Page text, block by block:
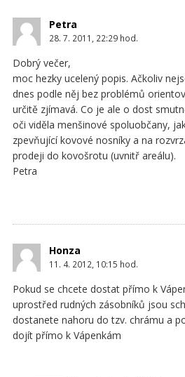
Petra
28. 7. 2011, 22:29hod.
Dobrý večer,
moc hezky ucelený popis. Ačkoliv
dnes podle něj bez problémů
určitě zjímavá. Co je ale o dost
oči viděla menšinové spoluobčany,
zpevňující kovové nosníky a na
prodeji do kovošrotu (uvnitř areálu).
Petra
Honza
11. 4. 2012, 10:15 hod.
Pokud se chcete dostat přímo k
uprostřed rudných zásobníků jsou
dostanete nahoru do tzv. chrámu a
dojít přímo k Vápenkám